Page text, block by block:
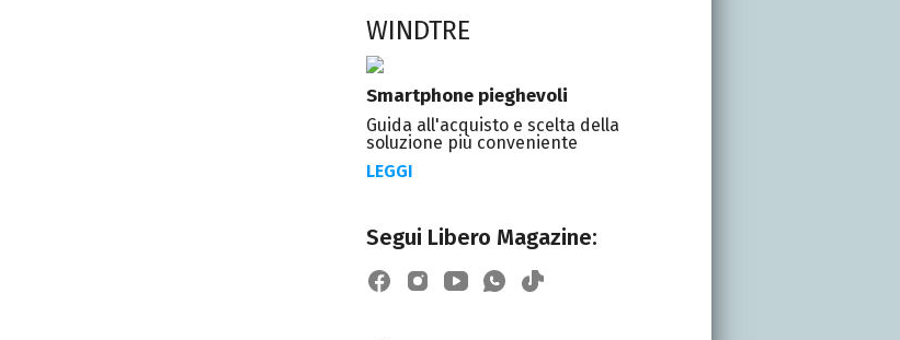
WINDTRE
Smartphone pieghevoli
Guida all'acquisto e scelta della
soluzione più conveniente
LEGGI
Segui Libero Magazine: